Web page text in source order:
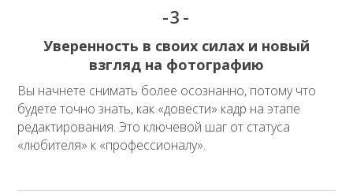
-3-
Уверенность в своих силах и новый
взгляд на фотографию
Вы начнете снимать более осознанно, потому что
будете точно знать, как «довести» кадр на этапе
редактирования. Это ключевой шаг от статуса
«любителя» к «профессионалу».